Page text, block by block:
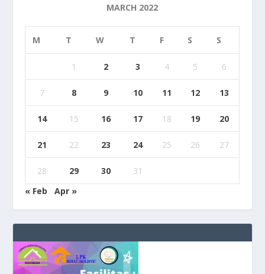
MARCH 2022
M T W T F S S
1 2 3 4 5 6
7 8 9 10 11 12 13
14 15 16 17 18 19 20
21 22 23 24 25 26 27
28 29 30
31
« Feb
Apr »